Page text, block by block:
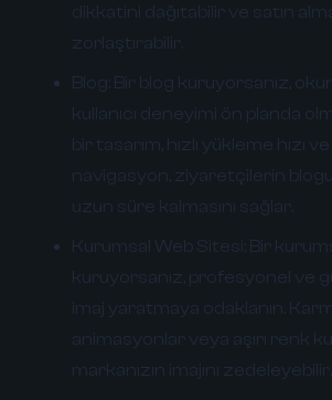
dikkatini dağıtabilir ve satın
zorlaştırabilir.
Blog: Bir blog kuruyorsanız,
kullanıcı deneyimi ön planda
bir tasarım, hızlı yükleme hızı
navigasyon, ziyaretçilerin
uzun süre kalmasını sağlar.
Kurumsal Web Sitesi: Bir
kuruyorsanız, profesyonel ve
imaj yaratmaya odaklanın.
animasyonlar veya aşırı renk
markanızın imajını zedeleyebilir.